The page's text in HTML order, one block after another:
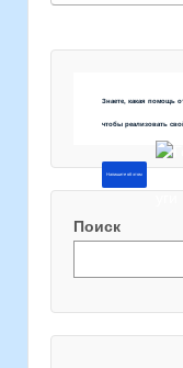
Знаете, какая помощь
чтобы реализовать
Напишите об этом
Поиск